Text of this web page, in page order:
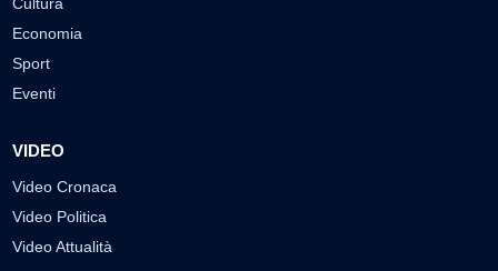
Economia
Sport
Eventi
VIDEO
Video Cronaca
Video Politica
Video Attualità